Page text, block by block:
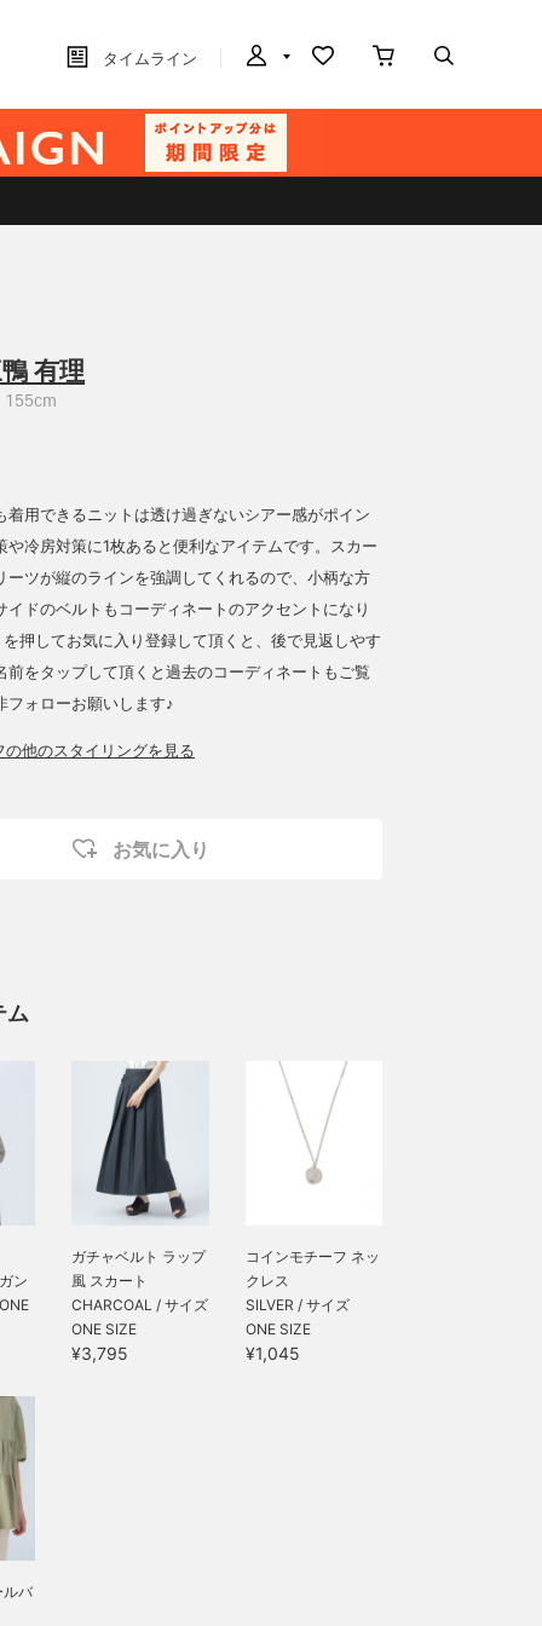
タイムライン
有理
155cm
着用できるニットは透け過ぎないシアー感がポイン
や冷房対策に1枚あると便利なアイテムです。スカー
ーツが縦のラインを強調してくれるので、小柄な方
イドのベルトもコーディネートのアクセントになり
押してお気に入り登録して頂くと、後で見返しやす
前をタップして頂くと過去のコーディネートもご覧
フォローお願いします♪
の他のスタイリングを見る
お気に入り
ム
ン
ガチャベルト ラップ
風 スカート
CHARCOAL / サイズ
ONE SIZE
¥3,795
コインモチーフ ネッ
クレス
SILVER / サイズ
ONE SIZE
¥1,045
ルバ